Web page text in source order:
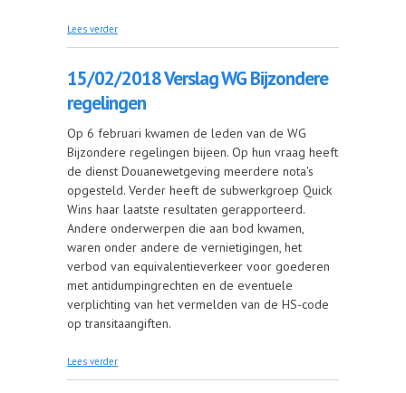
Lees verder
15/02/2018 Verslag WG Bijzondere
regelingen
Op 6 februari kwamen de leden van de WG
Bijzondere regelingen bijeen. Op hun vraag heeft
de dienst Douanewetgeving meerdere nota's
opgesteld. Verder heeft de subwerkgroep Quick
Wins haar laatste resultaten gerapporteerd.
Andere onderwerpen die aan bod kwamen,
waren onder andere de vernietigingen, het
verbod van equivalentieverkeer voor goederen
met antidumpingrechten en de eventuele
verplichting van het vermelden van de HS-code
op transitaangiften.
Lees verder